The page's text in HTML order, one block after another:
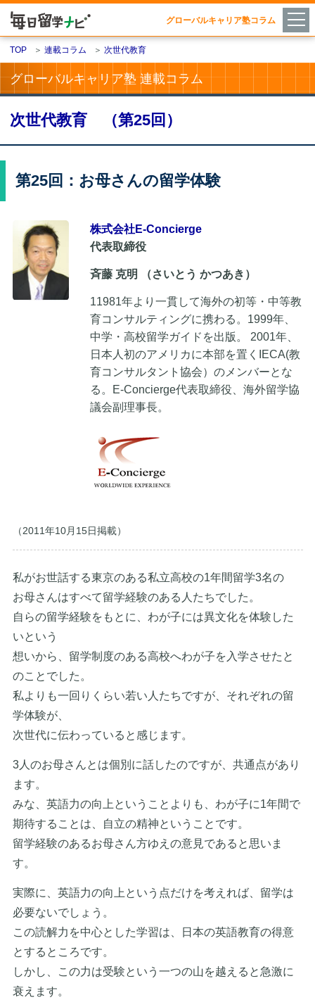
グローバルキャリア塾コラム
TOP ＞ 連載コラム ＞ 次世代教育
グローバルキャリア塾 連載コラム
次世代教育 （第25回）
第25回：お母さんの留学体験
株式会社E-Concierge
代表取締役
斉藤 克明 （さいとう かつあき）
11981年より一貫して海外の初等・中等教
育コンサルティングに携わる。1999年、
中学・高校留学ガイドを出版。 2001年、
日本人初のアメリカに本部を置くIECA(教
育コンサルタント協会）のメンバーとな
る。E-Concierge代表取締役、海外留学協
議会副理事長。
（2011年10月15日掲載）
私がお世話する東京のある私立高校の1年間留学3名の
お母さんはすべて留学経験のある人たちでした。
自らの留学経験をもとに、わが子には異文化を体験した
いという
想いから、留学制度のある高校へわが子を入学させたと
のことでした。
私よりも一回りくらい若い人たちですが、それぞれの留
学体験が、
次世代に伝わっていると感じます。
3人のお母さんとは個別に話したのですが、共通点があり
ます。
みな、英語力の向上ということよりも、わが子に1年間で
期待することは、自立の精神ということです。
留学経験のあるお母さん方ゆえの意見であると思いま
す。
実際に、英語力の向上という点だけを考えれば、留学は
必要ないでしょう。
この読解力を中心とした学習は、日本の英語教育の得意
とするところです。
しかし、この力は受験という一つの山を越えると急激に
衰えます。